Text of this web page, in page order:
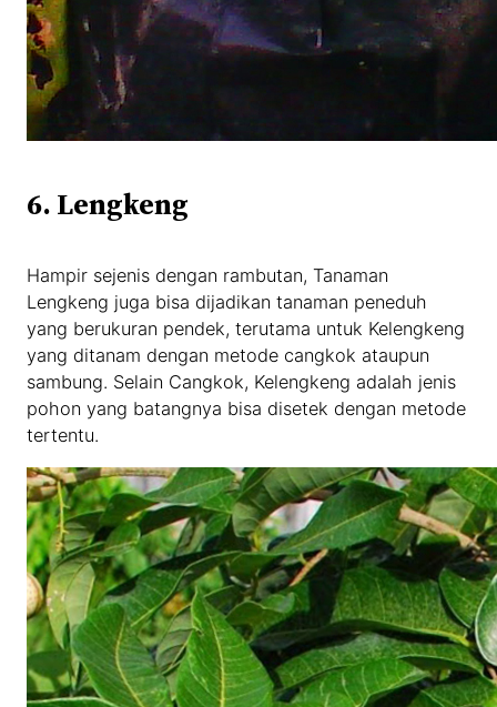
6. Lengkeng
Hampir sejenis dengan rambutan, Tanaman
Lengkeng juga bisa dijadikan tanaman peneduh
yang berukuran pendek, terutama untuk Kelengkeng
yang ditanam dengan metode cangkok ataupun
sambung. Selain Cangkok, Kelengkeng adalah jenis
pohon yang batangnya bisa disetek dengan metode
tertentu.